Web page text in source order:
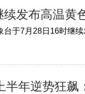
发布高温黄
半年逆势狂